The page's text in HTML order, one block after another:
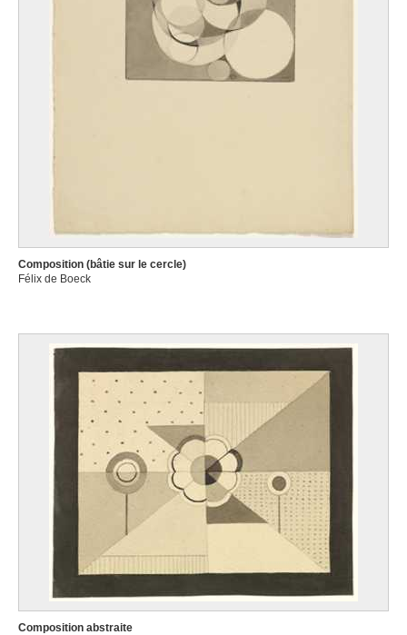
Composition (bâtie sur le cercle)
Félix de Boeck
Composition abstraite